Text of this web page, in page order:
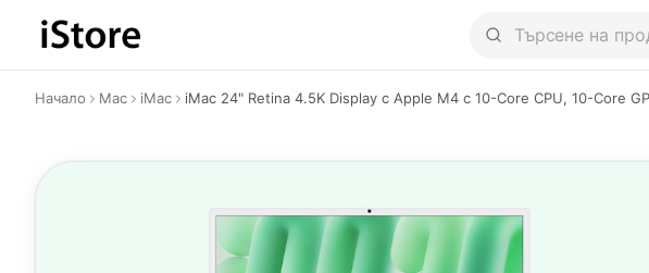
Към съдържанието
Начало Mac iMac iMac 24" Retina 4.5K Display с Apple M4 с 10-Core CPU, 10-Core